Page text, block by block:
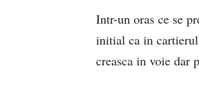
Intr-un oras ce se
initial ca in
creasca in voie dar